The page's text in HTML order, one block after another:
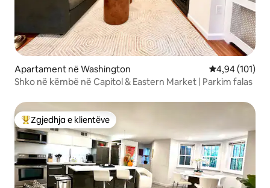
Apartament në Washington Vlerësimi
4,94 (101)
Shko në këmbë në Capitol & Eastern Market | Parkim falas
Më të mirat e zgjedhjeve të klientëve
Zgjedhja e klientëve